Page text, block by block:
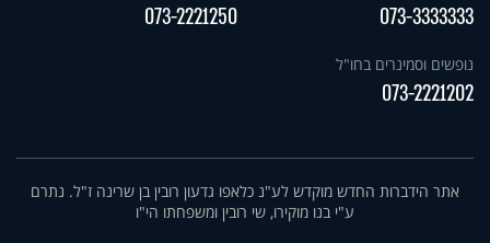
073-3333333
073-2221250
נופשים וסמינרים בחו"ל
073-2221202
אתר הידברות החדש מוקדש לע"נ כלאפו גדעון רובין בן שרינה ז"ל. נתרם
ע"י בנו מוקירו, שי רובין ומשפחתו הי"ו